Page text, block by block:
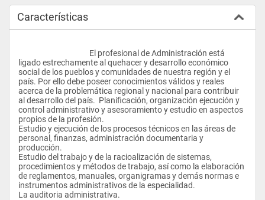
Características
ligado estrechamente al quehacer y desarrollo económico
social de los pueblos y comunidades de nuestra región y el
país. Por ello debe poseer conocimientos válidos y reales
acerca de la problemática regional y nacional para contribuir
al desarrollo del país.  Planificación, organización ejecución y
control administrativo y asesoramiento y estudio en aspectos
propios de la profesión.
Estudio y ejecución de los procesos técnicos en las áreas de
personal, finanzas, administración documentaria y
producción.
Estudio del trabajo y de la racioalización de sistemas,
procedimientos y métodos de trabajo, así como la elaboración
de reglamentos, manuales, organigramas y demás normas e
instrumentos administrativos de la especialidad.
La auditoria administrativa.